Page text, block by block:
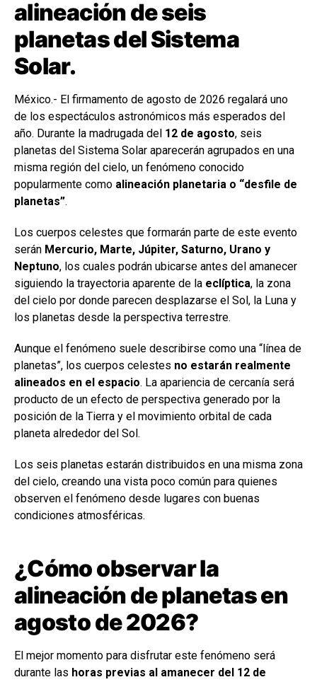
alineación de seis
planetas del Sistema
Solar.
México.- El firmamento de agosto de 2026 regalará uno
de los espectáculos astronómicos más esperados del
año. Durante la madrugada del 12 de agosto, seis
planetas del Sistema Solar aparecerán agrupados en una
misma región del cielo, un fenómeno conocido
popularmente como alineación planetaria o “desfile de
planetas”.
Los cuerpos celestes que formarán parte de este evento
serán Mercurio, Marte, Júpiter, Saturno, Urano y
Neptuno, los cuales podrán ubicarse antes del amanecer
siguiendo la trayectoria aparente de la eclíptica, la zona
del cielo por donde parecen desplazarse el Sol, la Luna y
los planetas desde la perspectiva terrestre.
Aunque el fenómeno suele describirse como una “línea de
planetas”, los cuerpos celestes no estarán realmente
alineados en el espacio. La apariencia de cercanía será
producto de un efecto de perspectiva generado por la
posición de la Tierra y el movimiento orbital de cada
planeta alrededor del Sol.
Los seis planetas estarán distribuidos en una misma zona
del cielo, creando una vista poco común para quienes
observen el fenómeno desde lugares con buenas
condiciones atmosféricas.
¿Cómo observar la
alineación de planetas en
agosto de 2026?
El mejor momento para disfrutar este fenómeno será
durante las horas previas al amanecer del 12 de